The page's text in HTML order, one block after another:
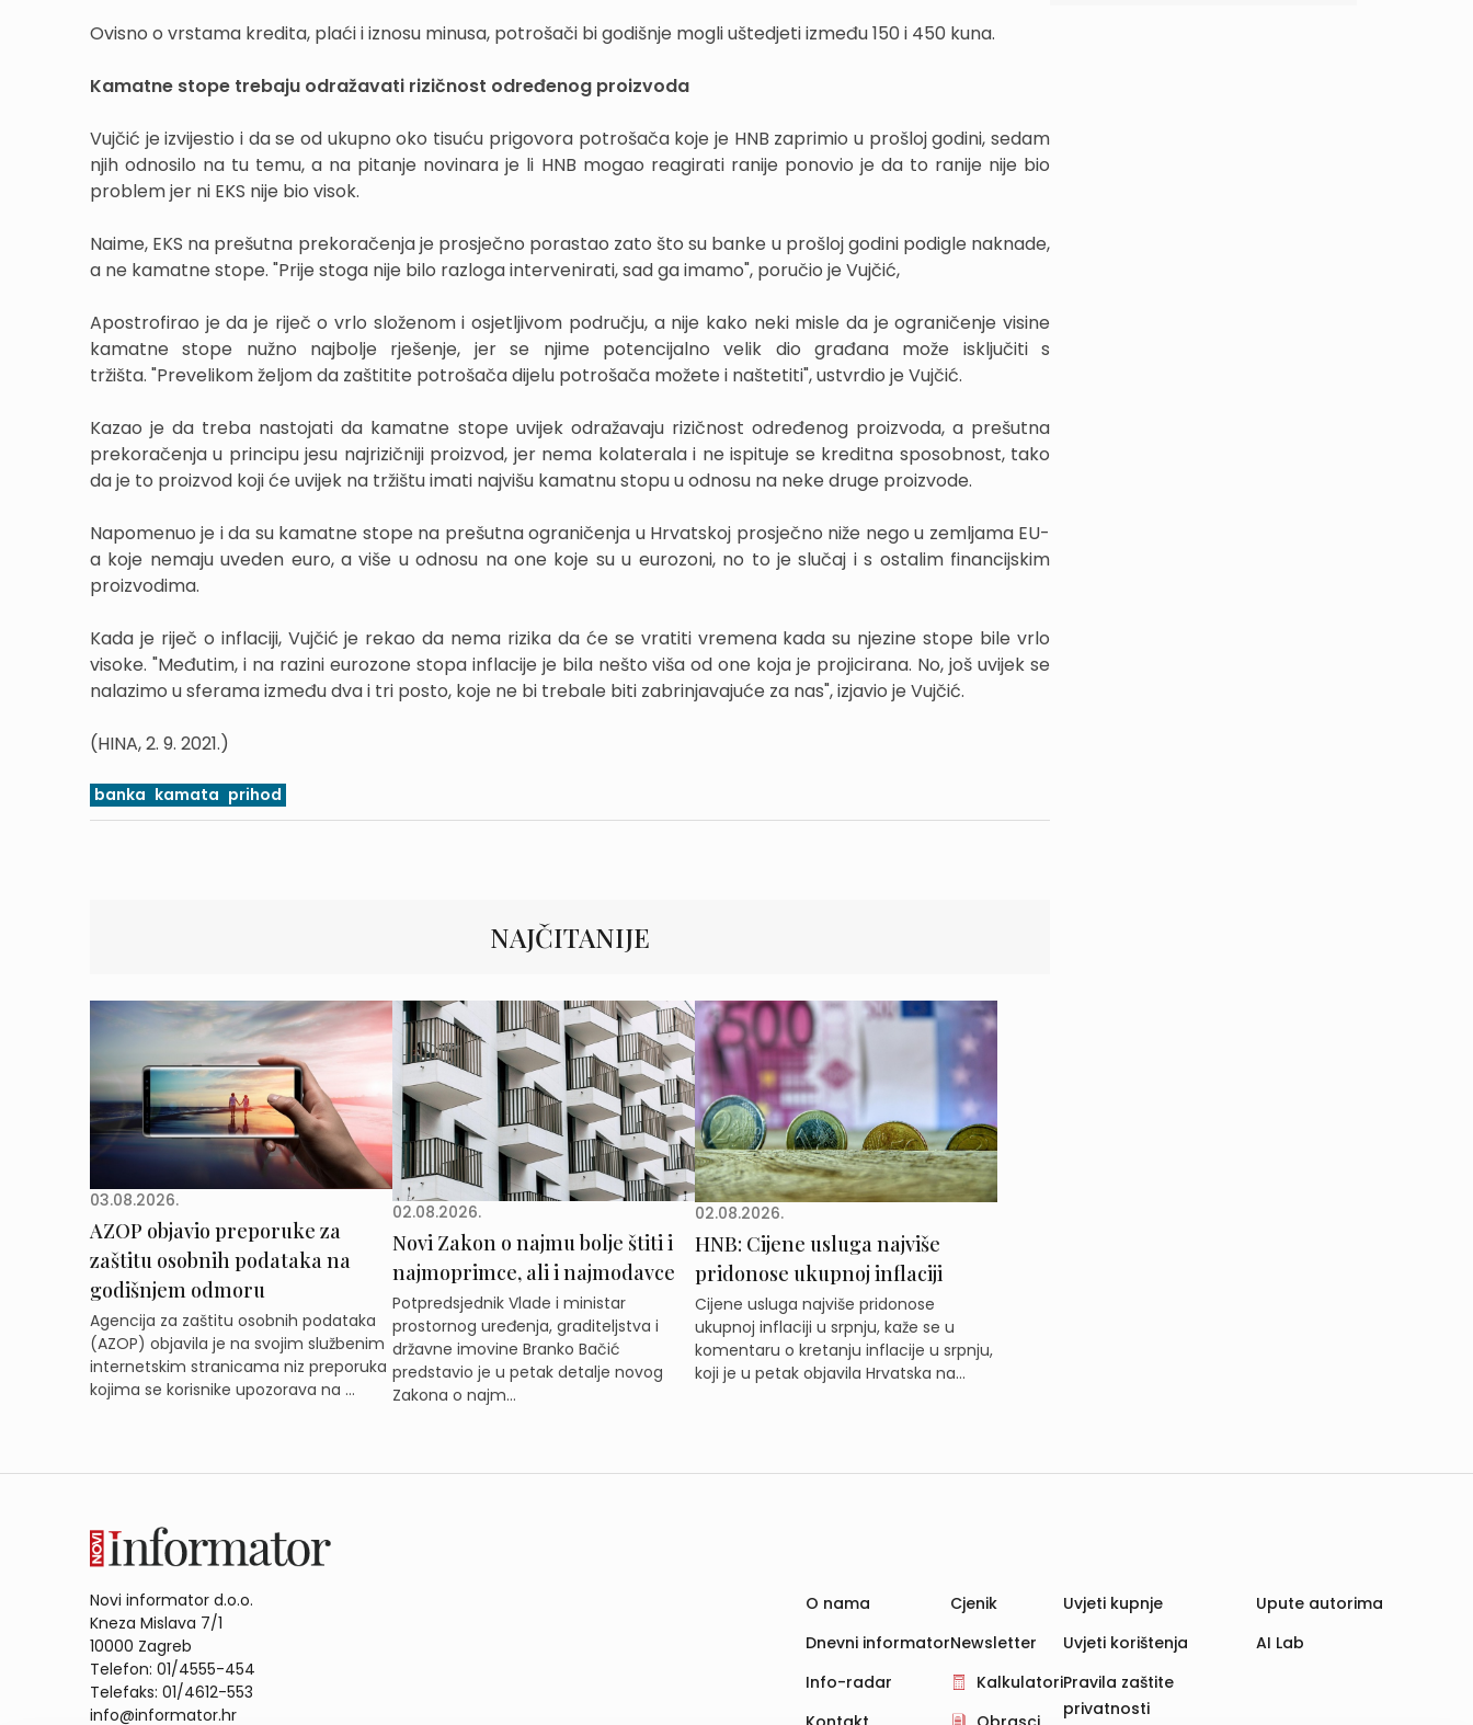
Ovisno o vrstama kredita, plaći i iznosu minusa, potrošači bi godišnje mogli uštedjeti između 150 i 450 kuna.
Kamatne stope trebaju odražavati rizičnost određenog proizvoda
Vujčić je izvijestio i da se od ukupno oko tisuću prigovora potrošača koje je HNB zaprimio u prošloj godini, sedam
njih odnosilo na tu temu, a na pitanje novinara je li HNB mogao reagirati ranije ponovio je da to ranije nije bio
problem jer ni EKS nije bio visok.
Naime, EKS na prešutna prekoračenja je prosječno porastao zato što su banke u prošloj godini podigle naknade,
a ne kamatne stope. "Prije stoga nije bilo razloga intervenirati, sad ga imamo", poručio je Vujčić,
Apostrofirao je da je riječ o vrlo složenom i osjetljivom području, a nije kako neki misle da je ograničenje visine
kamatne stope nužno najbolje rješenje, jer se njime potencijalno velik dio građana može isključiti s
tržišta. "Prevelikom željom da zaštitite potrošača dijelu potrošača možete i naštetiti", ustvrdio je Vujčić.
Kazao je da treba nastojati da kamatne stope uvijek odražavaju rizičnost određenog proizvoda, a prešutna
prekoračenja u principu jesu najrizičniji proizvod, jer nema kolaterala i ne ispituje se kreditna sposobnost, tako
da je to proizvod koji će uvijek na tržištu imati najvišu kamatnu stopu u odnosu na neke druge proizvode.
Napomenuo je i da su kamatne stope na prešutna ograničenja u Hrvatskoj prosječno niže nego u zemljama EU-
a koje nemaju uveden euro, a više u odnosu na one koje su u eurozoni, no to je slučaj i s ostalim financijskim
proizvodima.
Kada je riječ o inflaciji, Vujčić je rekao da nema rizika da će se vratiti vremena kada su njezine stope bile vrlo
visoke. "Međutim, i na razini eurozone stopa inflacije je bila nešto viša od one koja je projicirana. No, još uvijek se
nalazimo u sferama između dva i tri posto, koje ne bi trebale biti zabrinjavajuće za nas", izjavio je Vujčić.
(HINA, 2. 9. 2021.)
banka kamata prihod
NAJČITANIJE
03.08.2026.
AZOP objavio preporuke za
zaštitu osobnih podataka na
godišnjem odmoru
Agencija za zaštitu osobnih podataka
(AZOP) objavila je na svojim službenim
internetskim stranicama niz preporuka
kojima se korisnike upozorava na ...
02.08.2026.
Novi Zakon o najmu bolje štiti i
najmoprimce, ali i najmodavce
Potpredsjednik Vlade i ministar
prostornog uređenja, graditeljstva i
državne imovine Branko Bačić
predstavio je u petak detalje novog
Zakona o najm...
02.08.2026.
HNB: Cijene usluga najviše
pridonose ukupnoj inflaciji
Cijene usluga najviše pridonose
ukupnoj inflaciji u srpnju, kaže se u
komentaru o kretanju inflacije u srpnju,
koji je u petak objavila Hrvatska na...
Novi informator d.o.o.
Kneza Mislava 7/1
10000 Zagreb
Telefon: 01/4555-454
Telefaks: 01/4612-553
info@informator.hr
O nama
Dnevni informator
Info-radar
Cjenik
Newsletter
Kalkulatori
Uvjeti kupnje
Uvjeti korištenja
Pravila zaštite
privatnosti
Upute autorima
AI Lab